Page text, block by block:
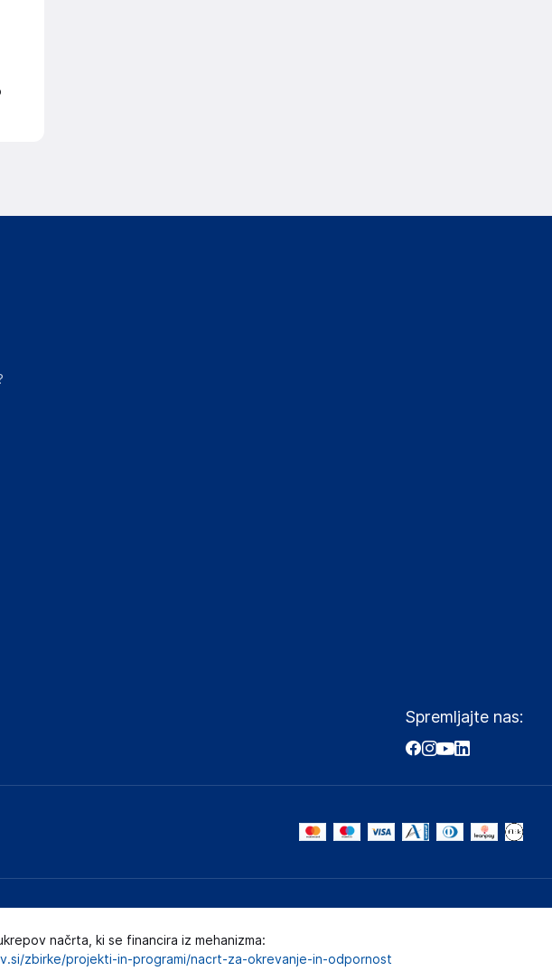
Spremljajte nas:
načrta, ki se financira iz mehanizma:
zbirke/projekti-in-programi/nacrt-za-okrevanje-in-odpornost